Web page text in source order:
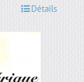
Détails